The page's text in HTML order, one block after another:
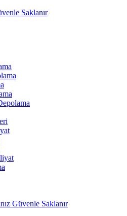
Saklanır
Güvenle Saklanır